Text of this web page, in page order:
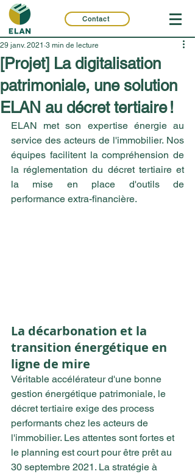
Contact
[Projet] La digitalisation
patrimoniale, une solution
ELAN au décret tertiaire !
29 janv. 2021 3 min de lecture
ELAN met son expertise énergie au
service des acteurs de l'immobilier. Nos
équipes facilitent la compréhension de
la réglementation du décret tertiaire et
la mise en place d'outils de
performance extra-financière.
La décarbonation et la
transition énergétique en
ligne de mire
Véritable accélérateur d'une bonne
gestion énergétique patrimoniale, le
décret tertiaire exige des process
performants chez les acteurs de
l'immobilier. Les attentes sont fortes et
le planning est court pour être prêt au
30 septembre 2021. La stratégie à